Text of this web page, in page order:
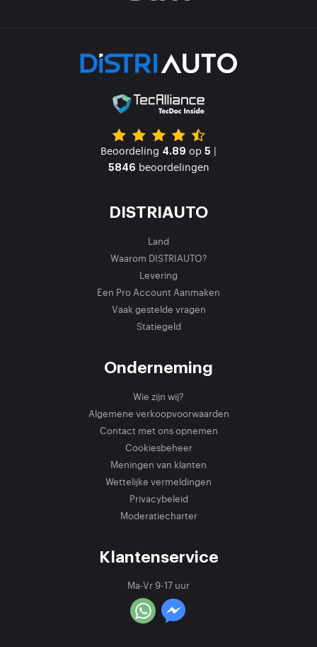
Beoordeling 4.89 op 5 |
5846 beoordelingen
DISTRIAUTO
Land
Waarom DISTRIAUTO?
Levering
Een Pro Account Aanmaken
Vaak gestelde vragen
Statiegeld
Onderneming
Wie zijn wij?
Algemene verkoopvoorwaarden
Contact met ons opnemen
Cookiesbeheer
Meningen van klanten
Wettelijke vermeldingen
Privacybeleid
Moderatiecharter
Klantenservice
Ma-Vr 9-17 uur